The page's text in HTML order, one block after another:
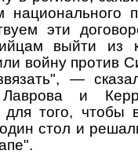
национального
эти
выйти из
войну против
—
и
того, чтобы
стол и